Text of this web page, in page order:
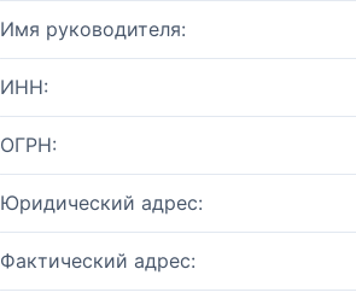
Имя руководителя:
ИНН:
ОГРН:
Юридический адрес:
Фактический адрес: